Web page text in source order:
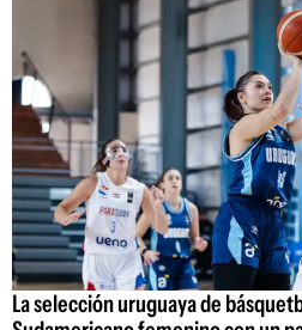
La selección uruguaya de